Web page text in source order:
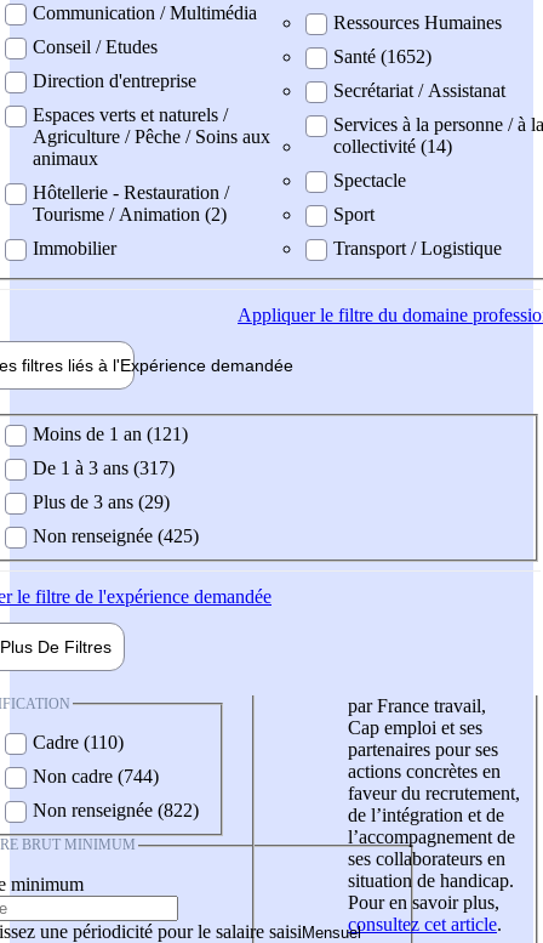
Communication / Multimédia
Conseil / Etudes
Direction d'entreprise
Espaces verts et naturels /
Agriculture / Pêche / Soins aux
animaux
Hôtellerie - Restauration /
Tourisme / Animation (2)
Immobilier
Ressources Humaines
Santé (1652)
Secrétariat / Assistanat
Services à la personne / à la
collectivité (14)
Spectacle
Sport
Transport / Logistique
Appliquerle filtre du domaine
filtres liés à l'Expérience demandée
demandée
Moins de 1 an (121)
De 1 à 3 ans (317)
Plus de 3 ans (29)
Non renseignée (425)
le filtre de l'expérience demandée
Plus De Filtres
Cadre (110)
Non cadre (744)
Non renseignée (822)
BRUT MINIMUM
minimum
une périodicité pour le salaire saisi
par France travail,
Cap emploi et ses
partenaires pour ses
actions concrètes en
faveur du recrutement,
de l’intégration et de
l’accompagnement de
ses collaborateurs en
situation de handicap.
Pour en savoir plus,
consultez cet article.